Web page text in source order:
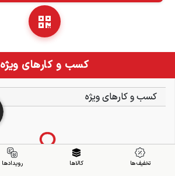
کسب و کارهای ویژه
کسب و کارهای ویژه
تخفیف ها کالاها رویدادها